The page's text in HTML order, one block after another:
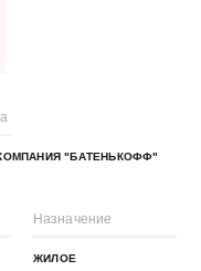
"БАТЕНЬКОФФ"
Назначение
ЖИЛОЕ